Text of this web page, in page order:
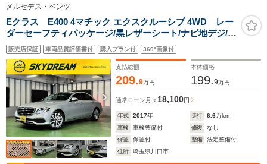
メルセデス・ベンツ
Eクラス E400 4マチック エクスクルーシブ 4WD レー
ダーセーフティパッケージ/黒レザーシート/ナビ地デジ/全
方位カメラ/Appleカープレイ/Androidオート/LEDライト/
パワーシート/4席ヒーター/電動リアゲート/液晶メータ
ー/ETC/パドルシフト/衝突軽減/6か月保証付き
販売店保証 車両品質評価書付 購入プラン付 360°画像付
支払総額
209.9万円
本体価格
199.9万円
通常ローン 月々 18,100円
年式 2017年 走行 6.6万km
車検
車検整備付 修復
なし
保証
保証付 整備
法定整備付
住所
埼玉県川口市